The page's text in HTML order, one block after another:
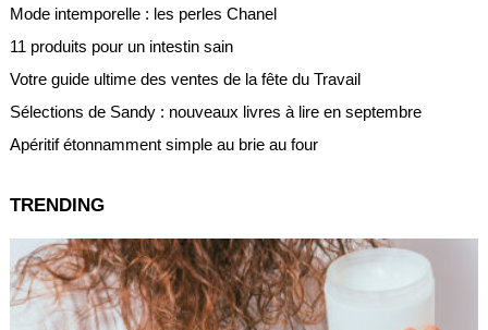
Mode intemporelle : les perles Chanel
11 produits pour un intestin sain
Votre guide ultime des ventes de la fête du Travail
Sélections de Sandy : nouveaux livres à lire en septembre
Apéritif étonnamment simple au brie au four
TRENDING